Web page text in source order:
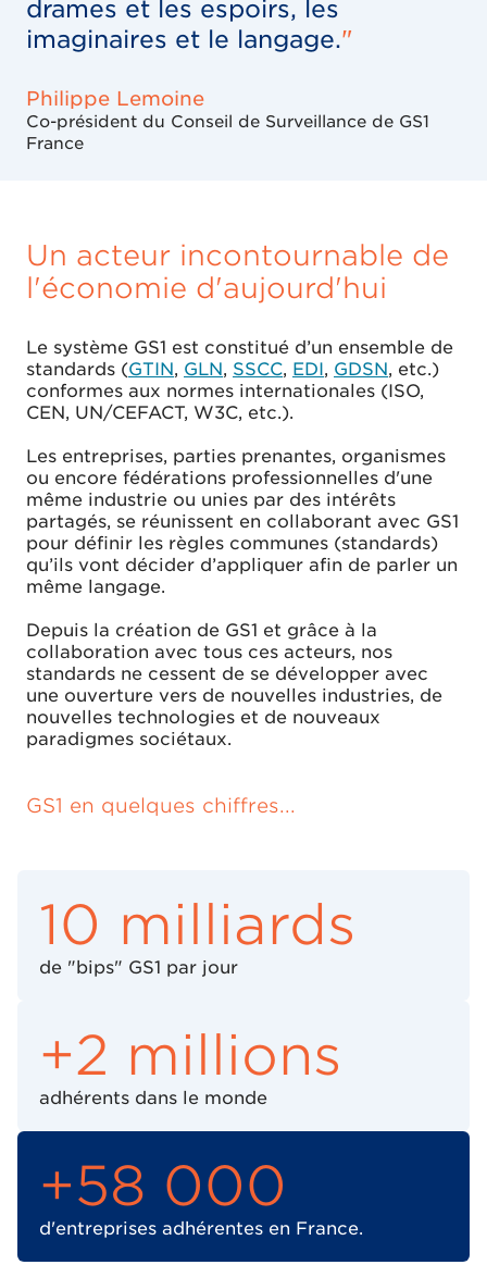
drames et les espoirs, les
imaginaires et le langage."
Philippe Lemoine
Co-président du Conseil de Surveillance de GS1
France
Un acteur incontournable de
l'économie d'aujourd'hui
Le système GS1 est constitué d’un ensemble de
standards (GTIN, GLN, SSCC, EDI, GDSN, etc.)
conformes aux normes internationales (ISO,
CEN, UN/CEFACT, W3C, etc.).
Les entreprises, parties prenantes, organismes
ou encore fédérations professionnelles d'une
même industrie ou unies par des intérêts
partagés, se réunissent en collaborant avec GS1
pour définir les règles communes (standards)
qu’ils vont décider d’appliquer afin de parler un
même langage.
Depuis la création de GS1 et grâce à la
collaboration avec tous ces acteurs, nos
standards ne cessent de se développer avec
une ouverture vers de nouvelles industries, de
nouvelles technologies et de nouveaux
paradigmes sociétaux.
GS1 en quelques chiffres...
10 milliards
de "bips" GS1 par jour
+2 millions
adhérents dans le monde
+58 000
d'entreprises adhérentes en France.